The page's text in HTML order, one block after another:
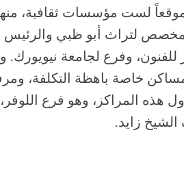
لست مؤسسات ثقافية،
لتراث أبو ظبي والرئيس
للفنون، وفرع لجامعة
زايد.